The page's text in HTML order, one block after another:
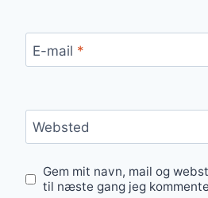
E-mail *
Websted
Gem mit navn, mail og
til næste gang jeg